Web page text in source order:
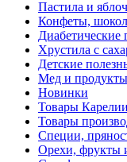
Пастила и
Конфеты,
Диабетические
Хрустила с
Детские
Мед и продукты
Новинки
Товары Карелии
Товары
Специи,
Орехи, фрукты